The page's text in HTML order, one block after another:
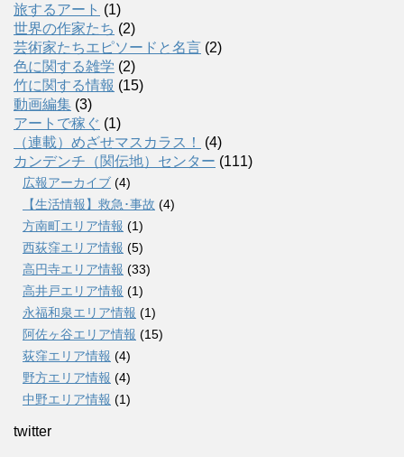
旅するアート (1)
世界の作家たち (2)
芸術家たちエピソードと名言 (2)
色に関する雑学 (2)
竹に関する情報 (15)
動画編集 (3)
アートで稼ぐ (1)
（連載）めざせマスカラス！
(4)
カンデンチ（関伝地）センター (111)
広報アーカイブ (4)
【生活情報】救急･事故 (4)
方南町エリア情報 (1)
西荻窪エリア情報 (5)
高円寺エリア情報 (33)
高井戸エリア情報 (1)
永福和泉エリア情報 (1)
阿佐ヶ谷エリア情報 (15)
荻窪エリア情報 (4)
野方エリア情報 (4)
中野エリア情報 (1)
twitter